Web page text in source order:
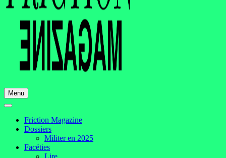
Menu
Friction Magazine
Dossiers
Militer en 2025
Facéties
Lire